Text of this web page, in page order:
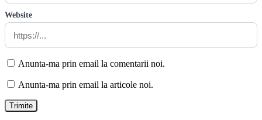
Website
Anunta-ma prin email la comentarii noi.
Anunta-ma prin email la articole noi.